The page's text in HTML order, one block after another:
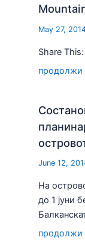
May 27,
Share This:
продолжи
June 12,
На
до 1 јуни
продолжи